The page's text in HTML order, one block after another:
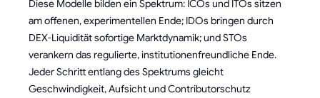
Diese Modelle bilden ein Spektrum: ICOs und ITOs sitzen
am offenen, experimentellen Ende; IDOs bringen durch
DEX-Liquidität sofortige Marktdynamik; und STOs
verankern das regulierte, institutionenfreundliche Ende.
Jeder Schritt entlang des Spektrums gleicht
Geschwindigkeit, Aufsicht und Contributorschutz